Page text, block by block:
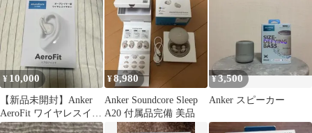
¥ 10,000
【新品未開封】Anker
AeroFit ワイヤレスイヤ
ホン
¥8,980
Anker Soundcore Sleep
A20 付属品完備 美品
¥3,500
Anker スピーカー